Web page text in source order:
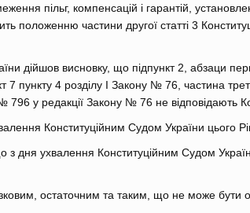
пільг, компенсацій і гарантій,
положенню частини другої статті 3
дійшов висновку, що підпункт 2, абзаци
7 пункту 4 розділу І Закону № 76, частина
у редакції Закону № 76 не відповідають
Конституційним Судом України цього
з дня ухвалення Конституційним Судом
остаточним та таким, що не може бути